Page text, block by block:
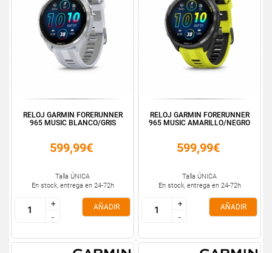
RELOJ GARMIN FORERUNNER
965 MUSIC BLANCO/GRIS
599,99€
Talla ÚNICA
En stock, entrega en 24-72h
+
-
+
-
AÑADIR
RELOJ GARMIN FORERUNNER
965 MUSIC AMARILLO/NEGRO
599,99€
Talla ÚNICA
En stock, entrega en 24-72h
+
-
+
-
AÑADIR